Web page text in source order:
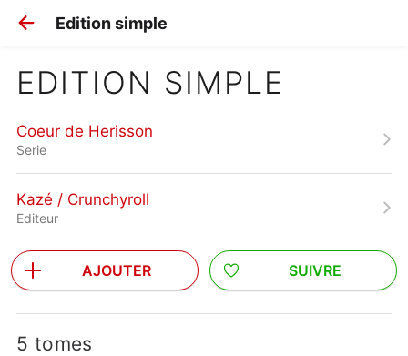
Edition simple
EDITION SIMPLE
Coeur de Herisson
Serie
Kazé / Crunchyroll
Editeur
AJOUTER SUIVRE
5 tomes